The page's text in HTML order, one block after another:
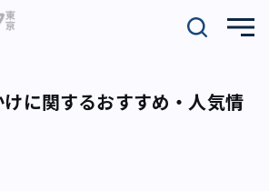
に関するおすすめ・人気情